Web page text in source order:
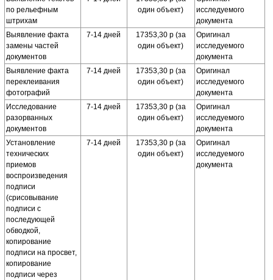
по рельефным
штрихам
один объект)
исследуемого
документа
Выявление факта
замены частей
документов
7-14 дней
17353,30 р (за
один объект)
Оригинал
исследуемого
документа
Выявление факта
переклеивания
фотографий
7-14 дней
17353,30 р (за
один объект)
Оригинал
исследуемого
документа
Исследование
разорванных
документов
7-14 дней
17353,30 р (за
один объект)
Оригинал
исследуемого
документа
Установление
технических
приемов
воспроизведения
подписи
(срисовывание
подписи с
последующей
обводкой,
копирование
подписи на просвет,
копирование
подписи через
7-14 дней
17353,30 р (за
один объект)
Оригинал
исследуемого
документа